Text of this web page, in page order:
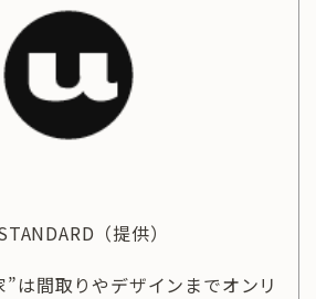
（提供）
”は間取りやデザインまでオンリ